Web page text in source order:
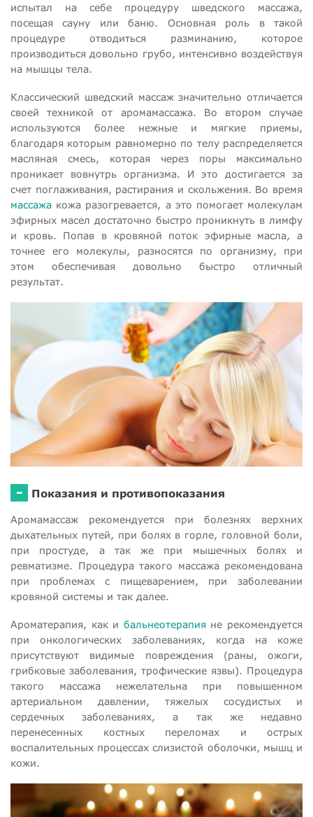
испытал на себе процедуру шведского массажа,
посещая сауну или баню. Основная роль в такой
процедуре отводиться разминанию, которое
производиться довольно грубо, интенсивно воздействуя
на мышцы тела.
Классический шведский массаж значительно отличается
своей техникой от аромамассажа. Во втором случае
используются более нежные и мягкие приемы,
благодаря которым равномерно по телу распределяется
масляная смесь, которая через поры максимально
проникает вовнутрь организма. И это достигается за
счет поглаживания, растирания и скольжения. Во время
массажа кожа разогревается, а это помогает молекулам
эфирных масел достаточно быстро проникнуть в лимфу
и кровь. Попав в кровяной поток эфирные масла, а
точнее его молекулы, разносятся по организму, при
этом обеспечивая довольно быстро отличный
результат.
- Показания и противопоказания
Аромамассаж рекомендуется при болезнях верхних
дыхательных путей, при болях в горле, головной боли,
при простуде, а так же при мышечных болях и
ревматизме. Процедура такого массажа рекомендована
при проблемах с пищеварением, при заболевании
кровяной системы и так далее.
Ароматерапия, как и бальнеотерапияне рекомендуется
при онкологических заболеваниях, когда на коже
присутствуют видимые повреждения (раны, ожоги,
грибковые заболевания, трофические язвы). Процедура
такого массажа нежелательна при повышенном
артериальном давлении, тяжелых сосудистых и
сердечных заболеваниях, а так же недавно
перенесенных костных переломах и острых
воспалительных процессах слизистой оболочки, мышц и
кожи.